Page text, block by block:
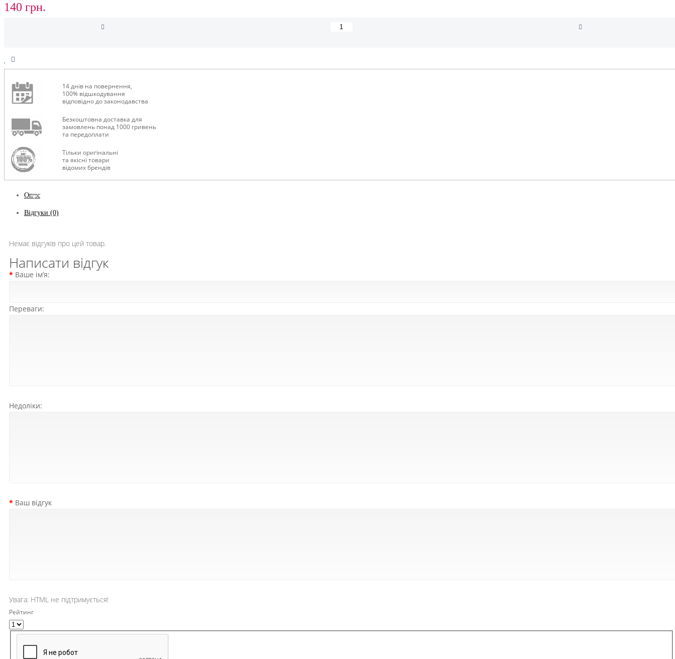
140 грн.
14 днів на повернення,
100% відшкодування
відповідно до законодавства
Безкоштовна доставка для
замовлень понад 1000 гривень
та передоплати
Тільки оригінальні
та якісні товари
відомих брендів
Опис
Відгуки (0)
Немає відгуків про цей товар.
Написати відгук
Ваше ім’я:
Переваги:
Недоліки:
Ваш відгук
Увага: HTML не підтримується!
Рейтинг